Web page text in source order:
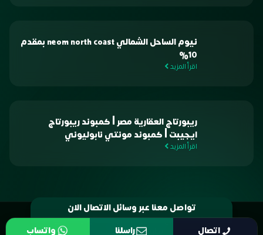
نيوم الساحل الشمالي neom north coast بمقدم
10%
اقرأ المزيد
ريبورتاج العقارية مصر | كمبوند ريبورتاج
ايجيبت | كمبوند مونتي نابوليوني
اقرأ المزيد
© 2026 جميع الحقوق محفوظة -
البدر العقارية
تطويرفيوتشر ويب
تواصل معنا عبر وسائل الاتصال الان
اتصال
راسلنا واتساب